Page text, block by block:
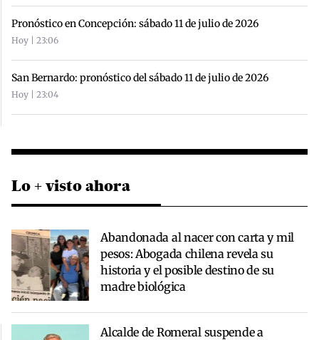
Pronóstico en Concepción: sábado 11 de julio de 2026
Hoy | 23:06
San Bernardo: pronóstico del sábado 11 de julio de 2026
Hoy | 23:04
Lo + visto ahora
Abandonada al nacer con carta y mil
pesos: Abogada chilena revela su
historia y el posible destino de su
madre biológica
Alcalde de Romeral suspende a